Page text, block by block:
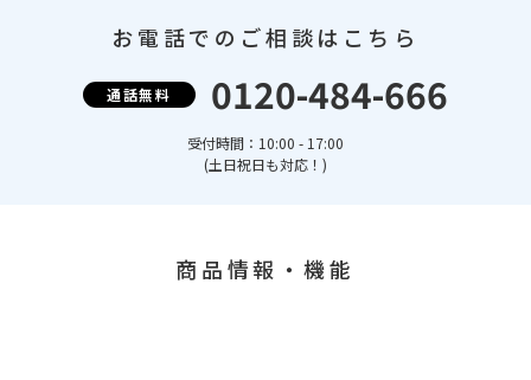
お電話でのご相談はこちら
通話無料 0120-484-666
受付時間：10:00 - 17:00
(土日祝日も対応！)
商品情報・機能